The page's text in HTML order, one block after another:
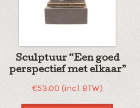
Sculptuur “Een goed
perspectief met elkaar”
€53.00 (incl. BTW)